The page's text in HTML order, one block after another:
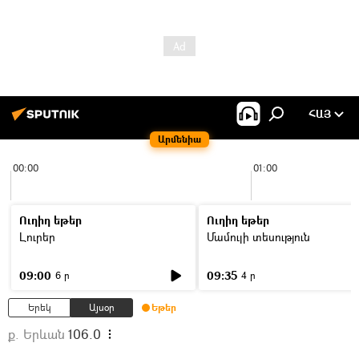
Արմենիա
ՀԱՅ
00:00 01:00
Ուղիղ եթեր
Լուրեր
09:00 6 ր
Ուղիղ եթեր
Մամուլի տեսություն
09:35 4 ր
Երեկ Այսօր Եթեր
ք. Երևան 106.0